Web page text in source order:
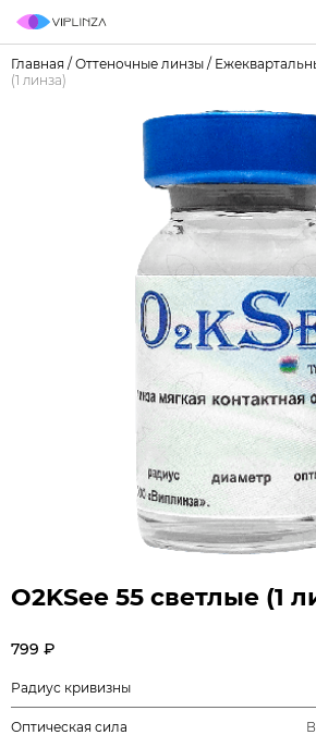
Главная / Оттеночные линзы /
(1 линза)
O2KSee 55 светлые (1
799 ₽
Радиус кривизны
Оптическая сила